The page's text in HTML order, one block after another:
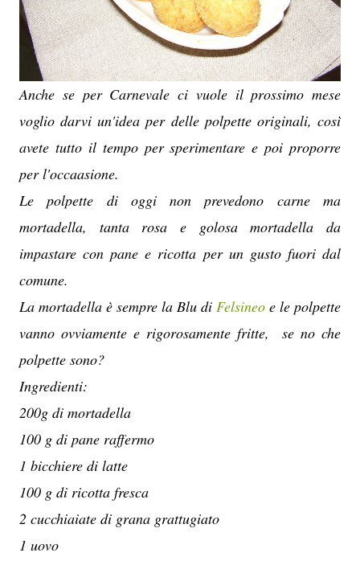
Anche se per Carnevale ci vuole il prossimo mese
voglio darvi un'idea per delle polpette originali, così
avete tutto il tempo per sperimentare e poi proporre
per l'occaasione.
Le polpette di oggi non prevedono carne ma
mortadella, tanta rosa e golosa mortadella da
impastare con pane e ricotta per un gusto fuori dal
comune.
La mortadella è sempre la Blu di Felsineo e le polpette
vanno ovviamente e rigorosamente fritte, se no che
polpette sono?
Ingredienti:
200g di mortadella
100 g di pane raffermo
1 bicchiere di latte
100 g di ricotta fresca
2 cucchiaiate di grana grattugiato
1 uovo